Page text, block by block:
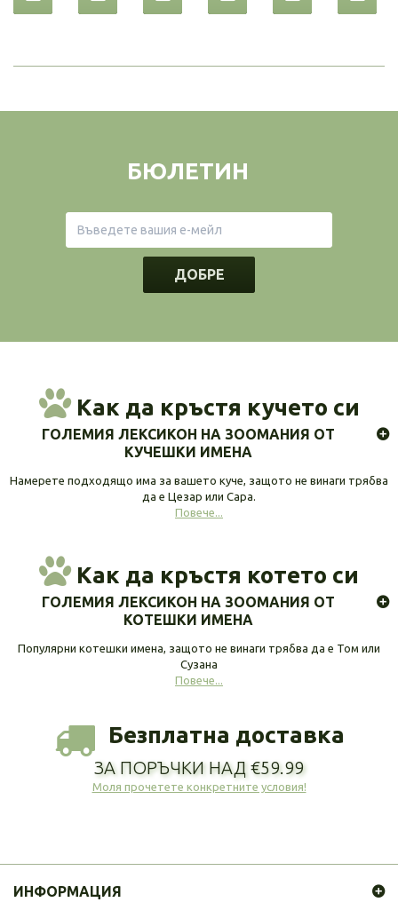
БЮЛЕТИН
ДОБРЕ
Как да кръстя кучето си
ГОЛЕМИЯ ЛЕКСИКОН НА ЗООМАНИЯ ОТ
КУЧЕШКИ ИМЕНА
Намерете подходящо има за вашето куче, защото не винаги трябва
да е Цезар или Сара.
Повече...
Как да кръстя котето си
ГОЛЕМИЯ ЛЕКСИКОН НА ЗООМАНИЯ ОТ
КОТЕШКИ ИМЕНА
Популярни котешки имена, защото не винаги трябва да е Том или
Сузана
Повече...
Безплатна доставка
ЗА ПОРЪЧКИ НАД €59.99
Моля прочетете конкретните условия!
ИНФОРМАЦИЯ